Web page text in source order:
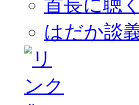
首長に聴く
はだか談